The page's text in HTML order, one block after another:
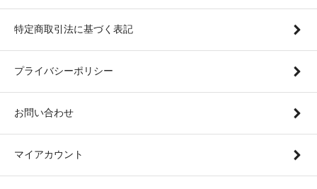
特定商取引法に基づく表記
プライバシーポリシー
お問い合わせ
マイアカウント